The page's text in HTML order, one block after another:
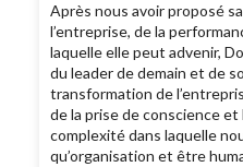
Après nous avoir proposé
l’entreprise, de la
laquelle elle peut advenir,
du leader de demain et de
transformation de
de la prise de conscience et
complexité dans laquelle
qu’organisation et être